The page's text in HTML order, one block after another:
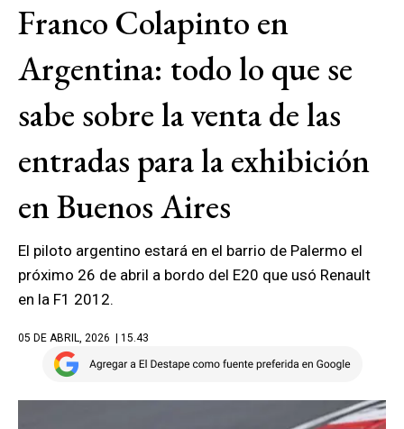
Franco Colapinto en
Argentina: todo lo que se
sabe sobre la venta de las
entradas para la exhibición
en Buenos Aires
El piloto argentino estará en el barrio de Palermo el
próximo 26 de abril a bordo del E20 que usó Renault
en la F1 2012.
05 DE ABRIL, 2026 | 15.43